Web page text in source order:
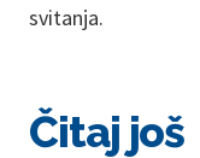
svitanja.
Čitaj još